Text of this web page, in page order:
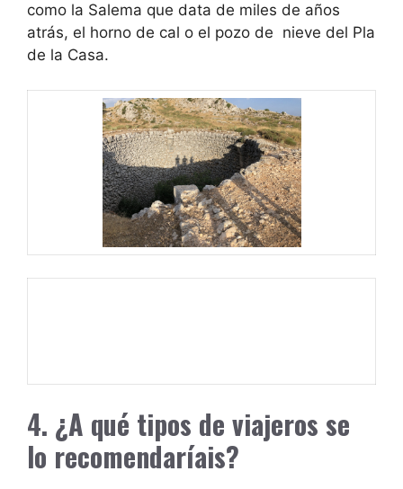
como la Salema que data de miles de años
atrás, el horno de cal o el pozo de nieve del Pla
de la Casa.
4. ¿A qué tipos de viajeros se
lo recomendaríais?